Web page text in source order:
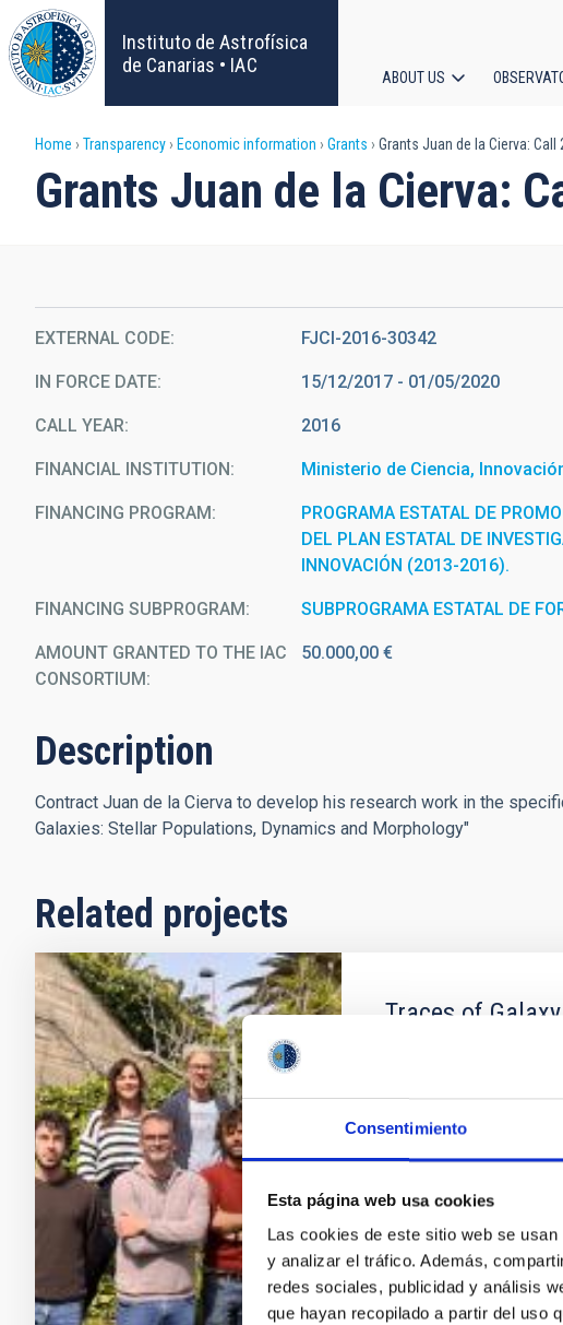
Consentimiento
Esta página web usa cookies
Las cookies de este sitio web se
y analizar el tráfico. Además,
redes sociales, publicidad y análisis
que hayan recopilado a partir del uso
Skip
to
main
content
Instituto de Astrofísica
de Canarias • IAC
navigation
ABOUT US
Breadcrumb
Home Transparency Economic information Grants Grants Juan de la Cierva: Call
Grants Juan de la Cierva:
EXTERNAL CODE FJCI-2016-30342
IN FORCE DATE 15/12/2017 - 01/05/2020
CALL YEAR 2016
FINANCIAL INSTITUTION Ministerio de Ciencia,
FINANCING PROGRAM
PROGRAMA ESTATAL DE
DEL PLAN ESTATAL DE
INNOVACIÓN (2013-2016).
FINANCING SUBPROGRAM SUBPROGRAMA ESTATAL DE
AMOUNT GRANTED TO THE IAC
CONSORTIUM
50.000,00 €
Description
Contract Juan de la Cierva to develop his research work in the
Galaxies: Stellar Populations, Dynamics and Morphology"
Related projects
Traces of
Universe. Rooted in
constantly exploring
understand how
Anna Ferré Mateu
In progress